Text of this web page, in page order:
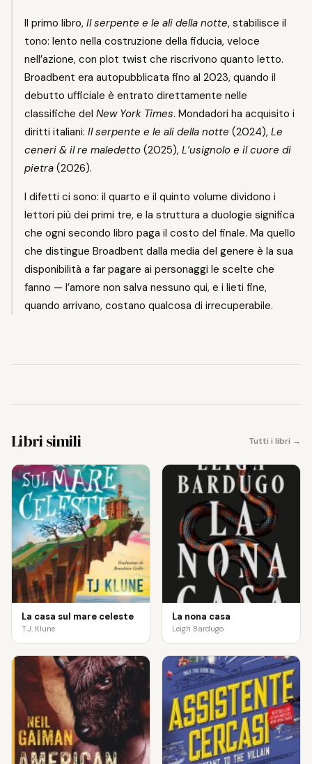
Il primo libro, Il serpente e le ali della notte, stabilisce il
tono: lento nella costruzione della fiducia, veloce
nell’azione, con plot twist che riscrivono quanto letto.
Broadbent era autopubblicata fino al 2023, quando il
debutto ufficiale è entrato direttamente nelle
classifiche del New York Times. Mondadori ha acquisito i
diritti italiani: Il serpente e le ali della notte (2024), Le
ceneri & il re maledetto (2025), L’usignolo e il cuore di
pietra (2026).
I difetti ci sono: il quarto e il quinto volume dividono i
lettori più dei primi tre, e la struttura a duologie significa
che ogni secondo libro paga il costo del finale. Ma quello
che distingue Broadbent dalla media del genere è la sua
disponibilità a far pagare ai personaggi le scelte che
fanno — l’amore non salva nessuno qui, e i lieti fine,
quando arrivano, costano qualcosa di irrecuperabile.
Libri simili Tutti i libri →
La casa sul mare celeste
T.J. Klune
La nona casa
Leigh Bardugo